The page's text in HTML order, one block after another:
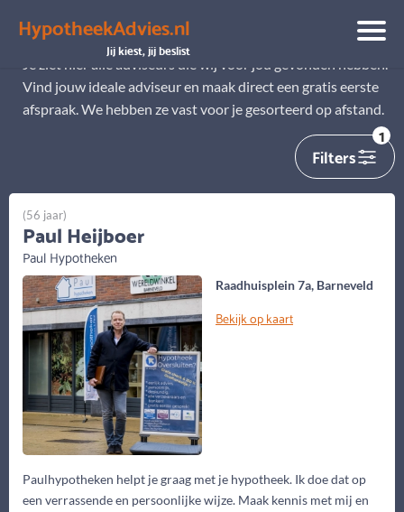
HypotheekAdvies.nl
Jij kiest, jij beslist
Alle adviseurs
Je ziet hier alle adviseurs die wij voor jou gevonden hebben.
Vind jouw ideale adviseur en maak direct een gratis eerste
afspraak. We hebben ze vast voor je gesorteerd op afstand.
Filters
1
Raadhuisplein 7a, Barneveld
Bekijk op kaart
Paulhypotheken helpt je graag met je hypotheek. Ik doe dat op
een verrassende en persoonlijke wijze. Maak kennis met mij en
(56 jaar)
Paul Heijboer
Paul Hypotheken